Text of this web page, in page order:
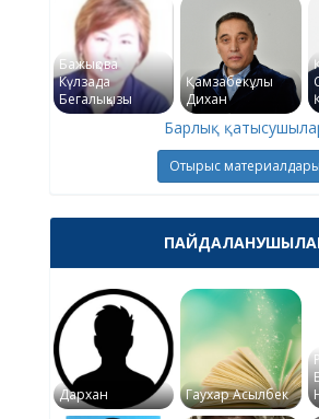
Бажықова
Күлзада
Бегалықызы
Қамзабекұлы
Дихан
Барлық
Отырыс материалдары
Дархан Гаухар Асылбек